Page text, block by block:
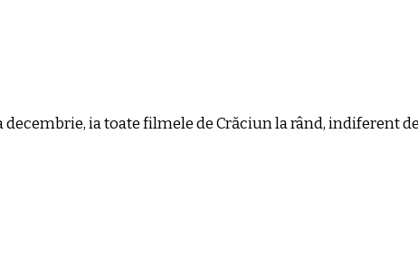
ia toate filmele de Crăciun la rând, indiferent